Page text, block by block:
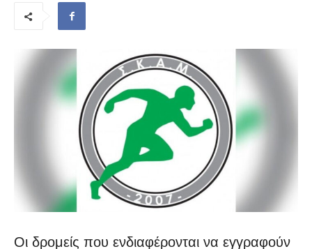
Οι δρομείς που ενδιαφέρονται να εγγραφούν